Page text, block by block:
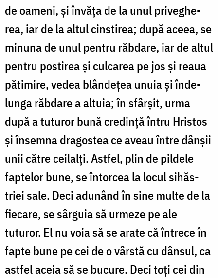
de oameni, și învăța de la unul pri­ve­ghe­
rea, iar de la altul cins­tirea; după aceea, se
mi­nuna de unul pentru răbdare, iar de altul
pentru postirea și cul­carea pe jos și reaua
pă­ti­mire, vedea blândețea unuia și în­de­
lunga răbdare a altuia; în sfârșit, urma
după a tuturor bună cre­dință întru Hristos
și însemna dra­gos­tea ce aveau între dânșii
unii către cei­lalți. Astfel, plin de pildele
faptelor bune, se întorcea la lo­cul sihăs­
triei sale. Deci adunând în sine multe de la
fie­ca­re, se sâr­guia să urmeze pe ale
tuturor. El nu voia să se arate că întrece în
fapte bune pe cei de o vârstă cu dânsul, ca
astfel aceia să se bucure. Deci toți cei din